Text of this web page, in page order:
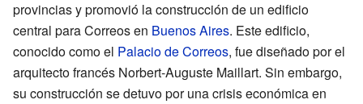
provincias y promovió la construcción de un edificio
central para Correos en Buenos Aires. Este edificio,
conocido como el Palacio de Correos, fue diseñado por el
arquitecto francés Norbert-Auguste Maillart. Sin embargo,
su construcción se detuvo por una crisis económica en